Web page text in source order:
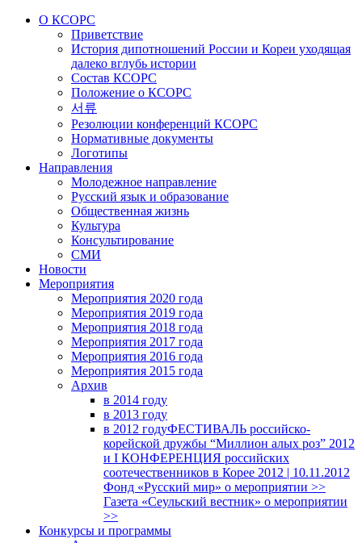
О КСОРС
Приветствие
История дипотношений России и Кореи уходящая
далеко вглубь истории
Состав КСОРС
Положение о КСОРС
서류
Резолюции конференций КСОРС
Нормативные документы
Логотипы
Направления
Молодежное направление
Русский язык и образование
Общественная жизнь
Культура
Консультирование
СМИ
Новости
Мероприятия
Мероприятия 2020 года
Мероприятия 2019 года
Мероприятия 2018 годa
Мероприятия 2017 года
Мероприятия 2016 года
Мероприятия 2015 года
Архив
в 2014 году
в 2013 году
в 2012 годуФЕСТИВАЛЬ российско-
корейской дружбы “Миллион алых роз” 2012
и I КОНФЕРЕНЦИЯ российских
соотечественников в Корее 2012 | 10.11.2012
Фонд «Русский мир» о мероприятии >>
Газета «Сеульский вестник» о мероприятии
>>
Конкурсы и программы